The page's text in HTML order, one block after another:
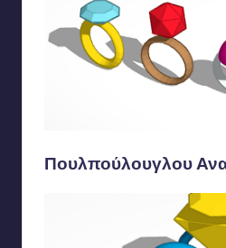
Πουλπούλουγλου